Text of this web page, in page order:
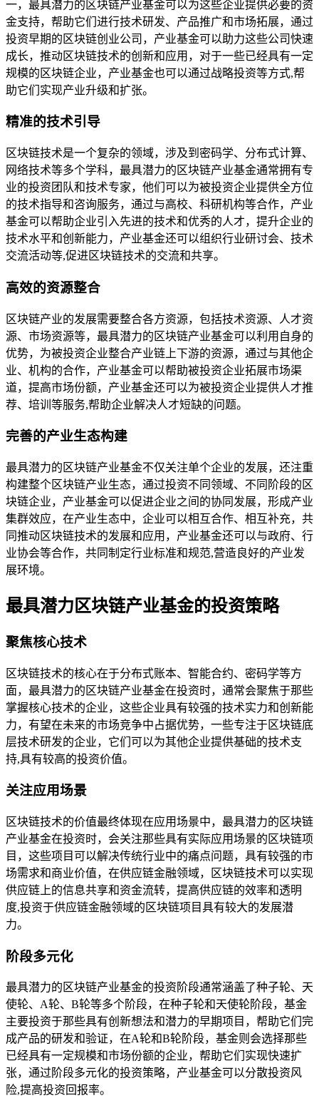
一，最具潜力的区块链产业基金可以为这些企业提供必要的资
金支持，帮助它们进行技术研发、产品推广和市场拓展，通过
投资早期的区块链创业公司，产业基金可以助力这些公司快速
成长，推动区块链技术的创新和应用，对于一些已经具有一定
规模的区块链企业，产业基金也可以通过战略投资等方式,帮
助它们实现产业升级和扩张。
精准的技术引导
区块链技术是一个复杂的领域，涉及到密码学、分布式计算、
网络技术等多个学科，最具潜力的区块链产业基金通常拥有专
业的投资团队和技术专家，他们可以为被投资企业提供全方位
的技术指导和咨询服务，通过与高校、科研机构等合作，产业
基金可以帮助企业引入先进的技术和优秀的人才，提升企业的
技术水平和创新能力，产业基金还可以组织行业研讨会、技术
交流活动等,促进区块链技术的交流和共享。
高效的资源整合
区块链产业的发展需要整合各方资源，包括技术资源、人才资
源、市场资源等，最具潜力的区块链产业基金可以利用自身的
优势，为被投资企业整合产业链上下游的资源，通过与其他企
业、机构的合作，产业基金可以帮助被投资企业拓展市场渠
道，提高市场份额，产业基金还可以为被投资企业提供人才推
荐、培训等服务,帮助企业解决人才短缺的问题。
完善的产业生态构建
最具潜力的区块链产业基金不仅关注单个企业的发展，还注重
构建整个区块链产业生态，通过投资不同领域、不同阶段的区
块链企业，产业基金可以促进企业之间的协同发展，形成产业
集群效应，在产业生态中，企业可以相互合作、相互补充，共
同推动区块链技术的发展和应用，产业基金还可以与政府、行
业协会等合作，共同制定行业标准和规范,营造良好的产业发
展环境。
最具潜力区块链产业基金的投资策略
聚焦核心技术
区块链技术的核心在于分布式账本、智能合约、密码学等方
面，最具潜力的区块链产业基金在投资时，通常会聚焦于那些
掌握核心技术的企业，这些企业具有较强的技术实力和创新能
力，有望在未来的市场竞争中占据优势，一些专注于区块链底
层技术研发的企业，它们可以为其他企业提供基础的技术支
持,具有较高的投资价值。
关注应用场景
区块链技术的价值最终体现在应用场景中，最具潜力的区块链
产业基金在投资时，会关注那些具有实际应用场景的区块链项
目，这些项目可以解决传统行业中的痛点问题，具有较强的市
场需求和商业价值，在供应链金融领域，区块链技术可以实现
供应链上的信息共享和资金流转，提高供应链的效率和透明
度,投资于供应链金融领域的区块链项目具有较大的发展潜
力。
阶段多元化
最具潜力的区块链产业基金的投资阶段通常涵盖了种子轮、天
使轮、A轮、B轮等多个阶段，在种子轮和天使轮阶段，基金
主要投资于那些具有创新想法和潜力的早期项目，帮助它们完
成产品的研发和验证，在A轮和B轮阶段，基金则会选择那些
已经具有一定规模和市场份额的企业，帮助它们实现快速扩
张，通过阶段多元化的投资策略，产业基金可以分散投资风
险,提高投资回报率。